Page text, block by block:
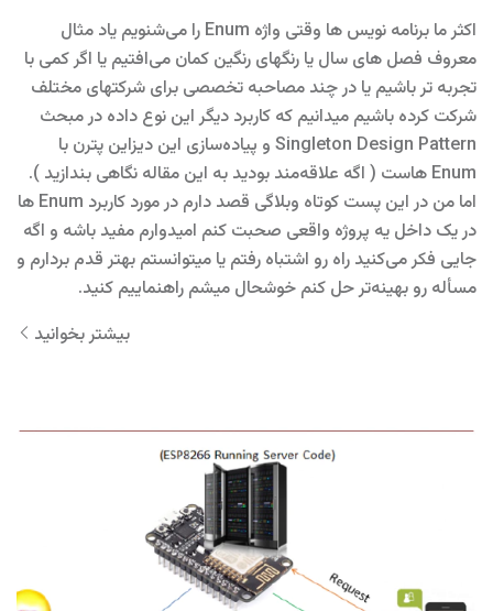
اکثر ما برنامه نویس ها وقتی واژه Enum را می‌شنویم یاد مثال
معروف فصل های سال یا رنگهای رنگین کمان می‌افتیم یا اگر کمی با
تجربه تر باشیم یا در چند مصاحبه تخصصی برای شرکتهای مختلف
شرکت کرده باشیم میدانیم که کاربرد دیگر این نوع داده در مبحث
Singleton Design Pattern و پیاده‌سازی این دیزاین پترن با
Enum هاست ( اگه علاقه‌مند بودید به این مقاله نگاهی بندازید ).
اما من در این پست کوتاه وبلاگی قصد دارم در مورد کاربرد Enum ها
در یک داخل یه پروژه واقعی صحبت کنم امیدوارم مفید باشه و اگه
جایی فکر می‌کنید راه رو اشتباه رفتم یا میتوانستم بهتر قدم بردارم و
مسأله رو بهینه‌تر حل کنم خوشحال میشم راهنماییم کنید.
بیشتر بخوانید